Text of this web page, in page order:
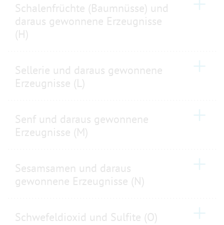
Schalenfrüchte (Baumnüsse) und
daraus gewonnene Erzeugnisse
(H)
Sellerie und daraus gewonnene
Erzeugnisse (L)
Senf und daraus gewonnene
Erzeugnisse (M)
Sesamsamen und daraus
gewonnene Erzeugnisse (N)
Schwefeldioxid und Sulfite (O)